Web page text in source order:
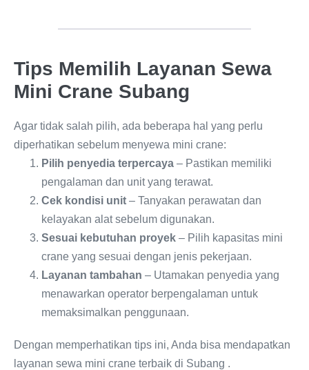
Tips Memilih Layanan Sewa
Mini Crane Subang
Agar tidak salah pilih, ada beberapa hal yang perlu
diperhatikan sebelum menyewa mini crane:
Pilih penyedia terpercaya – Pastikan memiliki
pengalaman dan unit yang terawat.
Cek kondisi unit – Tanyakan perawatan dan
kelayakan alat sebelum digunakan.
Sesuai kebutuhan proyek – Pilih kapasitas mini
crane yang sesuai dengan jenis pekerjaan.
Layanan tambahan – Utamakan penyedia yang
menawarkan operator berpengalaman untuk
memaksimalkan penggunaan.
Dengan memperhatikan tips ini, Anda bisa mendapatkan
layanan sewa mini crane terbaik di Subang .